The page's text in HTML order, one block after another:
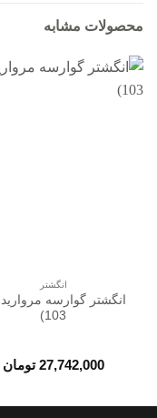
محصولات مشابه
انگشتر
انگشتر گوارسه
103)
27,742,000 تومان